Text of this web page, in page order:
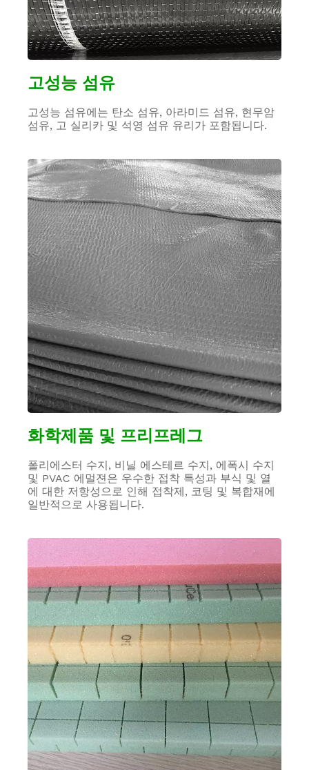
고성능 섬유
고성능 섬유에는 탄소 섬유, 아라미드 섬유, 현무암
섬유, 고 실리카 및 석영 섬유 유리가 포함됩니다.
화학제품 및 프리프레그
폴리에스터 수지, 비닐 에스테르 수지, 에폭시 수지
및 PVAC 에멀젼은 우수한 접착 특성과 부식 및 열
에 대한 저항성으로 인해 접착제, 코팅 및 복합재에
일반적으로 사용됩니다.